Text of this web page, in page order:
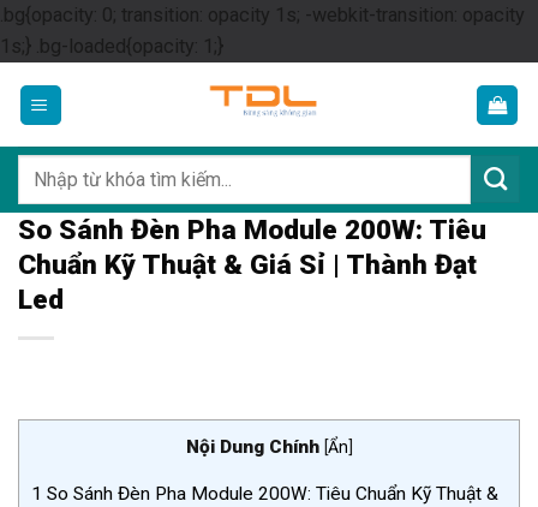
.bg{opacity: 0; transition: opacity 1s; -webkit-transition: opacity
1s;} .bg-loaded{opacity: 1;}Skip
content
kiếm:
So Sánh Đèn Pha Module 200W: Tiêu
Chuẩn Kỹ Thuật & Giá Sỉ | Thành Đạt
Led
Nội Dung Chính [Ẩn]
1 So Sánh Đèn Pha Module 200W: Tiêu Chuẩn Kỹ Thuật &